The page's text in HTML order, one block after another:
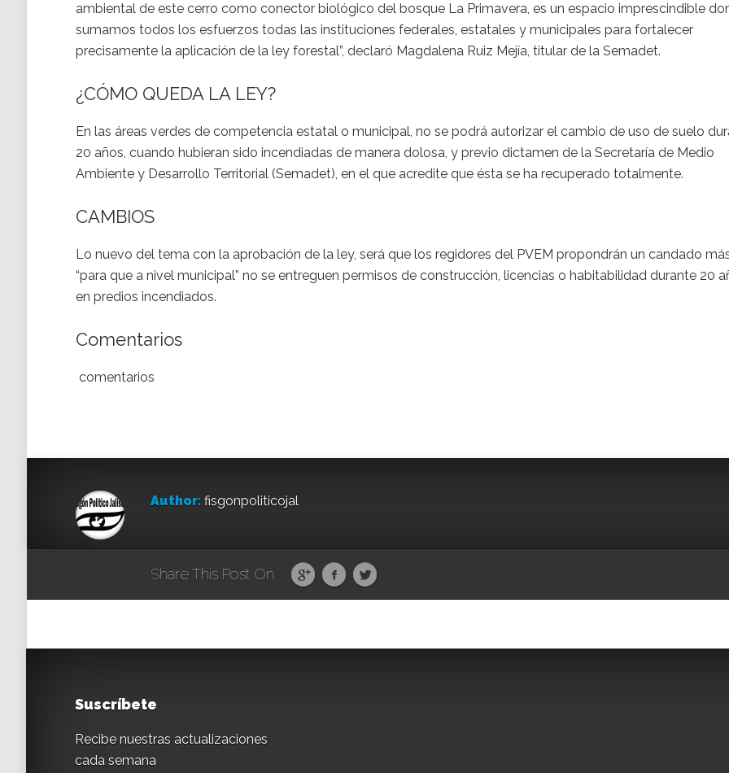
ambiental de este cerro como conector biológico del bosque La Primavera, es un espacio imprescindible
sumamos todos los esfuerzos todas las instituciones federales, estatales y municipales para fortalecer
precisamente la aplicación de la ley forestal”, declaró Magdalena Ruiz Mejía, titular de la Semadet.
¿CÓMO QUEDA LA LEY?
En las áreas verdes de competencia estatal o municipal, no se podrá autorizar el cambio de uso de suelo
20 años, cuando hubieran sido incendiadas de manera dolosa, y previo dictamen de la Secretaría de Medio
Ambiente y Desarrollo Territorial (Semadet), en el que acredite que ésta se ha recuperado totalmente.
CAMBIOS
Lo nuevo del tema con la aprobación de la ley, será que los regidores del PVEM propondrán un candado
“para que a nivel municipal” no se entreguen permisos de construcción, licencias o habitabilidad durante 20
en predios incendiados.
Comentarios
comentarios
Author: fisgonpoliticojal
Share This Post On
Suscríbete
Recibe nuestras actualizaciones
cada semana